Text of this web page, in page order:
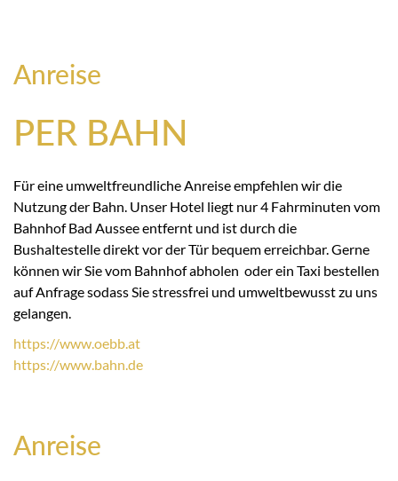
Anreise
PER BAHN
Für eine umweltfreundliche Anreise empfehlen wir die
Nutzung der Bahn. Unser Hotel liegt nur 4 Fahrminuten vom
Bahnhof Bad Aussee entfernt und ist durch die
Bushaltestelle direkt vor der Tür bequem erreichbar. Gerne
können wir Sie vom Bahnhof abholen oder ein Taxi bestellen
auf Anfrage sodass Sie stressfrei und umweltbewusst zu uns
gelangen.
https://www.oebb.at
https://www.bahn.de
Anreise